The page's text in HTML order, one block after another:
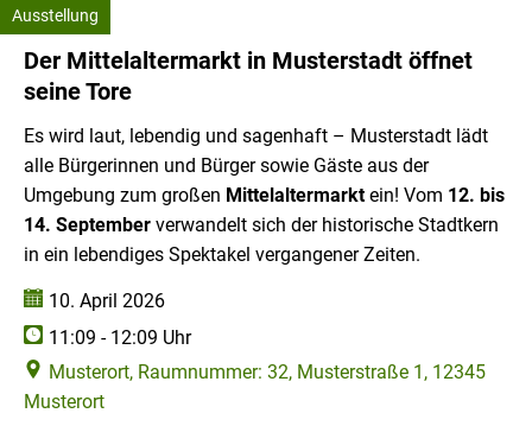
Tore
Ausstellung
Der Mittelaltermarkt in Musterstadt öffnet
seine Tore
Es wird laut, lebendig und sagenhaft – Musterstadt lädt
alle Bürgerinnen und Bürger sowie Gäste aus der
Umgebung zum großen Mittelaltermarktein! Vom 12. bis
14. September verwandelt sich der historische Stadtkern
in ein lebendiges Spektakel vergangener Zeiten.
Datum:
10. April 2026
Uhrzeit:
11:09 - 12:09 Uhr
Musterort, Raumnummer: 32, Musterstraße 1, 12345
Musterort